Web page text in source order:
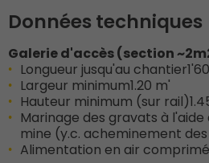
Données techniques
Galerie d'accès (section
Longueur jusqu'au chantier
Largeur minimum1.20 m'
Hauteur minimum (sur rail)
Marinage des gravats à
mine (y.c. acheminement
Alimentation en air